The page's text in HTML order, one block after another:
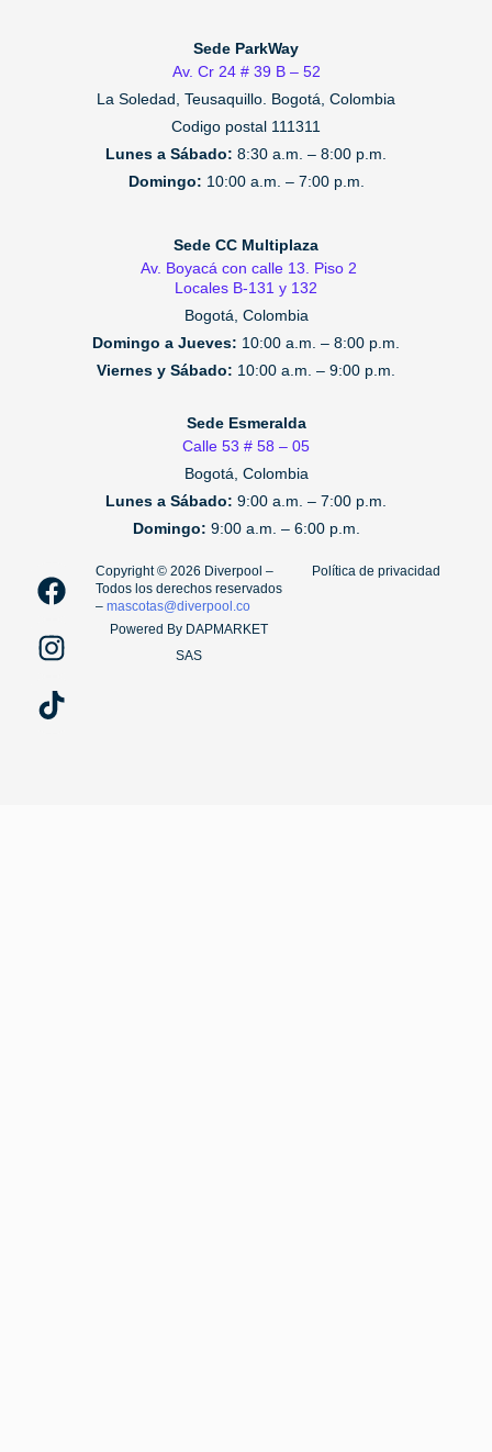
Sede ParkWay
Av. Cr 24 # 39 B – 52
La Soledad, Teusaquillo. Bogotá, Colombia
Codigo postal 111311
Lunes a Sábado: 8:30 a.m. – 8:00 p.m.
Domingo: 10:00 a.m. – 7:00 p.m.
Sede CC Multiplaza
Av. Boyacá con calle 13. Piso 2
Locales B-131 y 132
Bogotá, Colombia
Domingo a Jueves: 10:00 a.m. – 8:00 p.m.
Viernes y Sábado: 10:00 a.m. – 9:00 p.m.
Sede Esmeralda
Calle 53 # 58 – 05
Bogotá, Colombia
Lunes a Sábado: 9:00 a.m. – 7:00 p.m.
Domingo: 9:00 a.m. – 6:00 p.m.
F
a
c
e
b
o
I
n
s
t
a
g
T
i
k
t
o
k
Copyright ©️ 2026 Diverpool –
Todos los derechos reservados
–mascotas@diverpool.co
Powered By DAPMARKET
SAS
Política de privacidad